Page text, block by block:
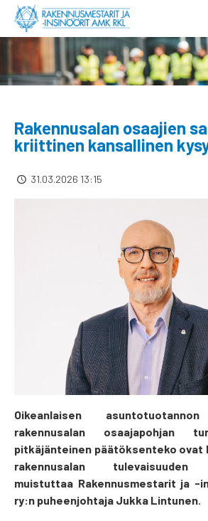
Rakennusalan osaajien
kriittinen kansallinen
31.03.2026 13:15
Oikeanlaisen
rakennusalan osaajapohjan
pitkäjänteinen päätöksenteko ovat
rakennusalan tulevaisuuden
muistuttaa Rakennusmestarit ja -
ry:n puheenjohtaja Jukka Lintunen.